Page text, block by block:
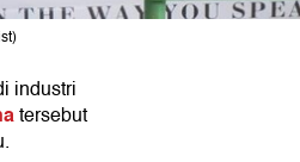
industri
tersebut